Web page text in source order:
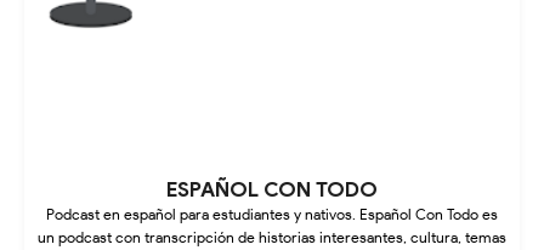
ESPAÑOL CON TODO
Podcast en español para estudiantes y nativos. Español Con Todo es
un podcast con transcripción de historias interesantes, cultura, temas